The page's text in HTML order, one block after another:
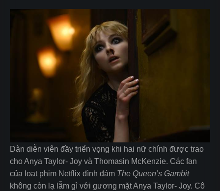
Dàn diễn viên đầy triển vọng khi hai nữ chính được trao
cho Anya Taylor- Joy và Thomasin McKenzie. Các fan
của loạt phim Netflix đình đám The Queen’s Gambit
không còn lạ lẫm gì với gương mặt Anya Taylor- Joy. Cô